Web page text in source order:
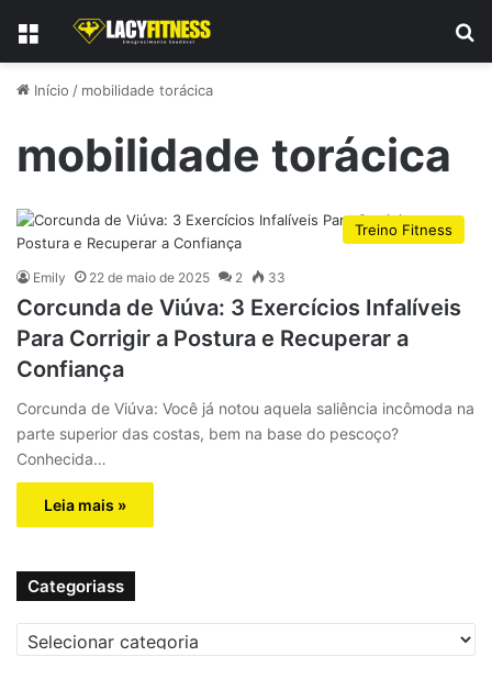
Menu
Início / mobilidade torácica
mobilidade torácica
Treino Fitness
Emily 22 de maio de 2025 2 33
Corcunda de Viúva: 3 Exercícios Infalíveis
Para Corrigir a Postura e Recuperar a
Confiança
Corcunda de Viúva: Você já notou aquela saliência incômoda na
parte superior das costas, bem na base do pescoço?
Conhecida…
Leia mais »
Categoriass
a